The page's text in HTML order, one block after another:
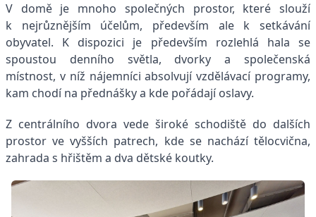
V domě je mnoho společných prostor, které slouží
k nejrůznějším účelům, především ale k setkávání
obyvatel. K dispozici je především rozlehlá hala se
spoustou denního světla, dvorky a společenská
místnost, v níž nájemníci absolvují vzdělávací programy,
kam chodí na přednášky a kde pořádají oslavy.
Z centrálního dvora vede široké schodiště do dalších
prostor ve vyšších patrech, kde se nachází tělocvična,
zahrada s hřištěm a dva dětské koutky.